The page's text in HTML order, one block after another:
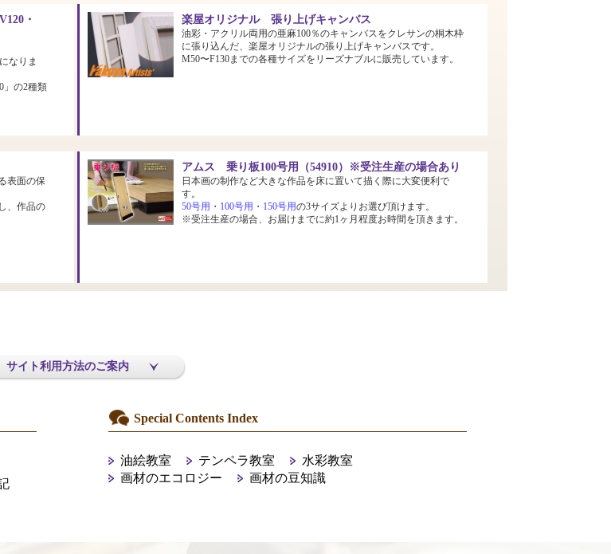
・
なりま
」の2種類
楽屋オリジナル 張り上げキャンバス
油彩・アクリル両用の亜麻100％のキャンバスをクレサンの桐木枠
に張り込んだ、楽屋オリジナルの張り上げキャンバスです。
M50〜F130までの各種サイズをリーズナブルに販売しています。
表面の保
、作品の
アムス 乗り板100号用（54910）※受注生産の場合あり
日本画の制作など大きな作品を床に置いて描く際に大変便利で
す。
50号用 ・ 100号用 ・ 150号用の3サイズよりお選び頂けます。
※受注生産の場合、お届けまでに約1ヶ月程度お時間を頂きます。
サイト利用方法のご案内
Special Contents Index
油絵教室 テンペラ教室
水彩教室
画材のエコロジー
画材の豆知識